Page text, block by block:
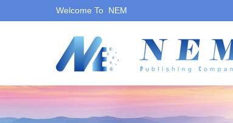
Welcome To NEM